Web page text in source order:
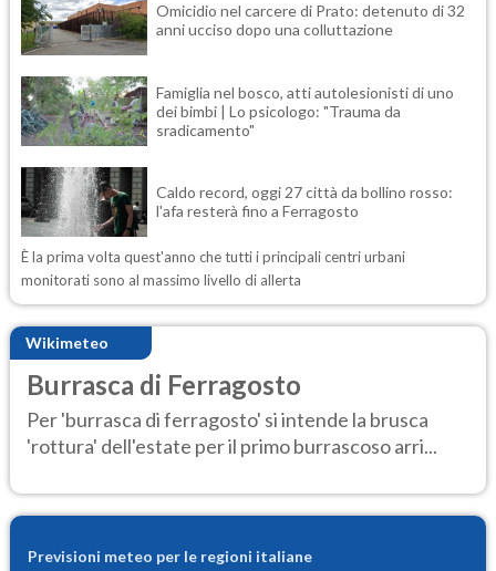
Wikimeteo
Burrasca di Ferragosto
Per 'burrasca di ferragosto' si intende la brusca
'rottura' dell'estate per il primo burrascoso arri...
Omicidio nel carcere di Prato: detenuto di 32
anni ucciso dopo una colluttazione
Famiglia nel bosco, atti autolesionisti di uno
dei bimbi | Lo psicologo: "Trauma da
sradicamento"
Caldo record, oggi 27 città da bollino rosso:
l'afa resterà fino a Ferragosto
È la prima volta quest'anno che tutti i principali centri urbani
monitorati sono al massimo livello di allerta
Previsioni meteo per le regioni italiane